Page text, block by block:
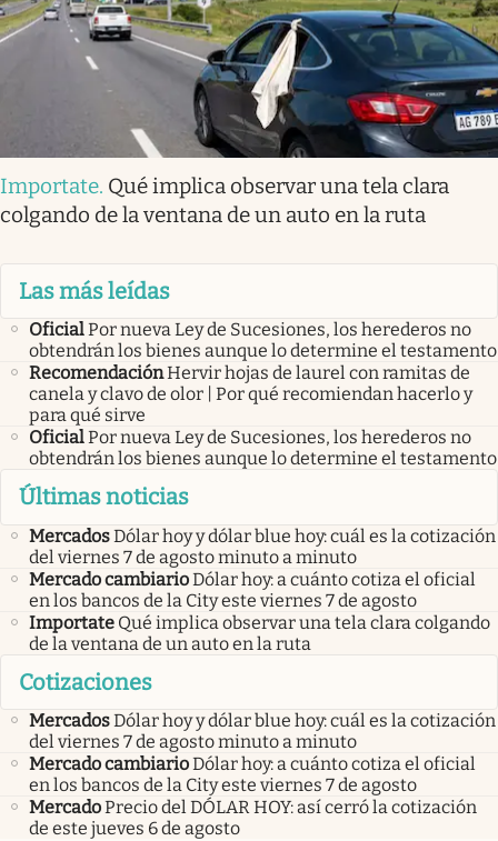
Importate. Qué implica observar una tela clara
colgando de la ventana de un auto en la ruta
Las más leídas
OficialPor nueva Ley de Sucesiones, los herederos no
obtendrán los bienes aunque lo determine el testamento
RecomendaciónHervir hojas de laurel con ramitas de
canela y clavo de olor | Por qué recomiendan hacerlo y
para qué sirve
OficialPor nueva Ley de Sucesiones, los herederos no
obtendrán los bienes aunque lo determine el testamento
Últimas noticias
MercadosDólar hoy y dólar blue hoy: cuál es la cotización
del viernes 7 de agosto minuto a minuto
Mercado cambiarioDólar hoy: a cuánto cotiza el oficial
en los bancos de la City este viernes 7 de agosto
Importate Qué implica observar una tela clara colgando
de la ventana de un auto en la ruta
Cotizaciones
MercadosDólar hoy y dólar blue hoy: cuál es la cotización
del viernes 7 de agosto minuto a minuto
Mercado cambiarioDólar hoy: a cuánto cotiza el oficial
en los bancos de la City este viernes 7 de agosto
MercadoPrecio del DÓLAR HOY: así cerró la cotización
de este jueves 6 de agosto